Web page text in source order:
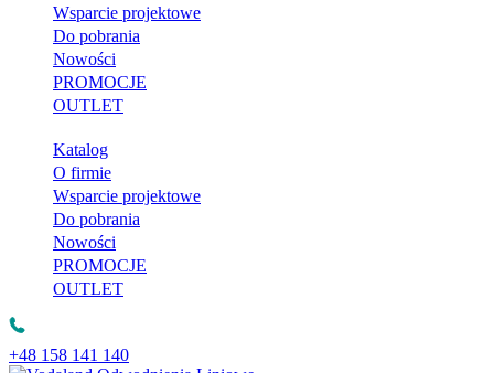
Wsparcie projektowe
Do pobrania
Nowości
PROMOCJE
OUTLET
Katalog
O firmie
Wsparcie projektowe
Do pobrania
Nowości
PROMOCJE
OUTLET
+48 158 141 140